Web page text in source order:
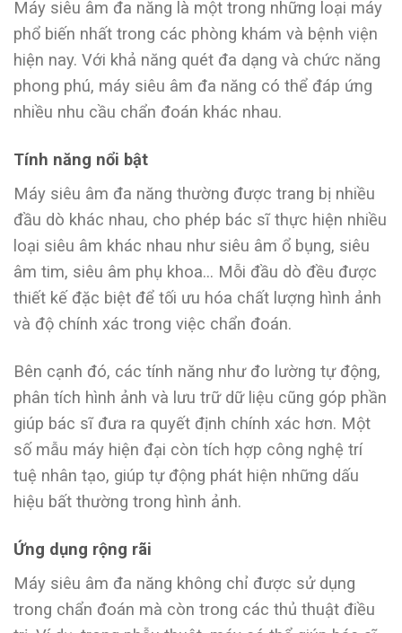
Máy siêu âm đa năng là một trong những loại máy
phổ biến nhất trong các phòng khám và bệnh viện
hiện nay. Với khả năng quét đa dạng và chức năng
phong phú, máy siêu âm đa năng có thể đáp ứng
nhiều nhu cầu chẩn đoán khác nhau.
Tính năng nổi bật
Máy siêu âm đa năng thường được trang bị nhiều
đầu dò khác nhau, cho phép bác sĩ thực hiện nhiều
loại siêu âm khác nhau như siêu âm ổ bụng, siêu
âm tim, siêu âm phụ khoa… Mỗi đầu dò đều được
thiết kế đặc biệt để tối ưu hóa chất lượng hình ảnh
và độ chính xác trong việc chẩn đoán.
Bên cạnh đó, các tính năng như đo lường tự động,
phân tích hình ảnh và lưu trữ dữ liệu cũng góp phần
giúp bác sĩ đưa ra quyết định chính xác hơn. Một
số mẫu máy hiện đại còn tích hợp công nghệ trí
tuệ nhân tạo, giúp tự động phát hiện những dấu
hiệu bất thường trong hình ảnh.
Ứng dụng rộng rãi
Máy siêu âm đa năng không chỉ được sử dụng
trong chẩn đoán mà còn trong các thủ thuật điều